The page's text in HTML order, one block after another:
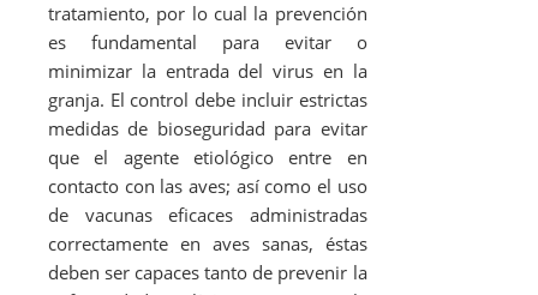
tratamiento, por lo cual la prevención
es fundamental para evitar o
minimizar la entrada del virus en la
granja. El control debe incluir estrictas
medidas de bioseguridad para evitar
que el agente etiológico entre en
contacto con las aves; así como el uso
de vacunas eficaces administradas
correctamente en aves sanas, éstas
deben ser capaces tanto de prevenir la